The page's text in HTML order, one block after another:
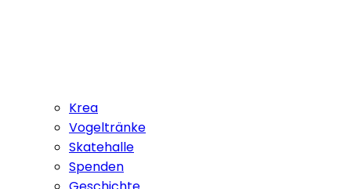
Krea
Vogeltränke
Skatehalle
Spenden